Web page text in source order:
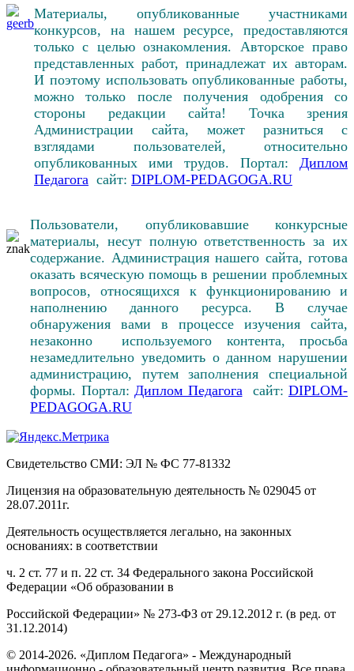
Материалы, опубликованные участниками
конкурсов, на нашем ресурсе, предоставляются
только с целью ознакомления. Авторское право
представленных работ, принадлежат их авторам.
И поэтому использовать опубликованные работы,
можно только после получения одобрения со
стороны редакции сайта! Точка зрения
Администрации сайта, может разниться с
взглядами пользователей, относительно
опубликованных ими трудов. Портал: Диплом
Педагога сайт: DIPLOM-PEDAGOGA.RU
Пользователи, опубликовавшие конкурсные
материалы, несут полную ответственность за их
содержание. Администрация нашего сайта, готова
оказать всяческую помощь в решении проблемных
вопросов, относящихся к функционированию и
наполнению данного ресурса. В случае
обнаружения вами в процессе изучения сайта,
незаконно используемого контента, просьба
незамедлительно уведомить о данном нарушении
администрацию, путем заполнения специальной
формы. Портал: Диплом Педагогасайт: DIPLOM-
PEDAGOGA.RU
Свидетельство СМИ: ЭЛ № ФС 77-81332
Лицензия на образовательную деятельность № 029045 от
28.07.2011г.
Деятельность осуществляется легально, на законных
основаниях: в соответствии
ч. 2 ст. 77 и п. 22 ст. 34 Федерального закона Российской
Федерации «Об образовании в
Российской Федерации» № 273-ФЗ от 29.12.2012 г. (в ред. от
31.12.2014)
© 2014-2026. «Диплом Педагога» - Международный